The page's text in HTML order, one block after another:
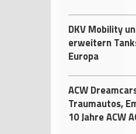
DKV Mobility
erweitern
Europa
ACW
Traumautos,
10 Jahre ACW